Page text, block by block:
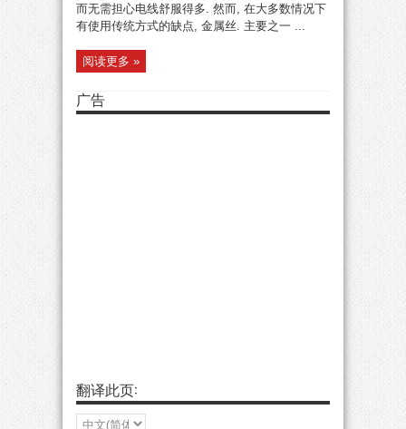
而无需担心电线舒服得多. 然而, 在大多数情况下
有使用传统方式的缺点, 金属丝. 主要之一 ...
阅读更多 »
广告
翻译此页: